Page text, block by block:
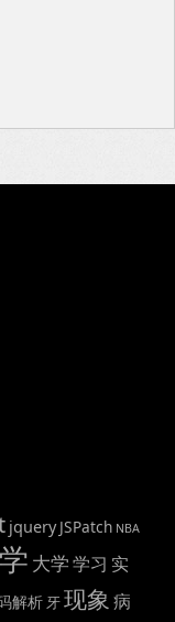
jquery JSPatch NBA
大学学习 实
解析 牙现象病